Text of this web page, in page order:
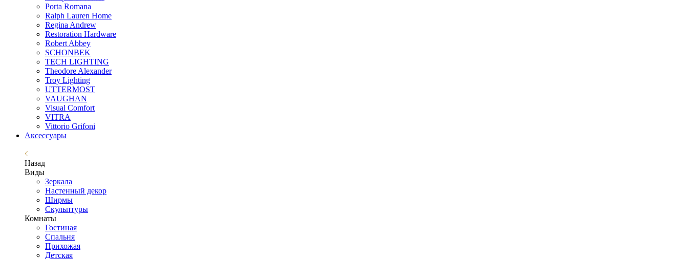
Porta Romana
Ralph Lauren Home
Regina Andrew
Restoration Hardware
Robert Abbey
SCHONBEK
TECH LIGHTING
Theodore Alexander
Troy Lighting
UTTERMOST
VAUGHAN
Visual Comfort
VITRA
Vittorio Grifoni
Аксессуары
Назад
Виды
Зеркала
Настенный декор
Ширмы
Скульптуры
Комнаты
Гостиная
Спальня
Прихожая
Детская